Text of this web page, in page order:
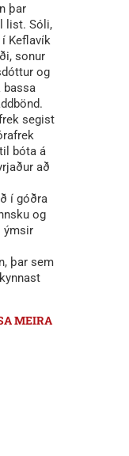
þar
list. Sóli,
í Keflavík
sonur
og
bassa
segist
bóta á
að
í góðra
og
ýmsir
þar sem
MEIRA